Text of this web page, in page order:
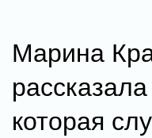
Марина
которая